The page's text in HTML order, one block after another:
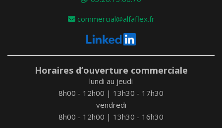
commercial@alfaflex.fr
Horaires d’ouverture commerciale
lundi au jeudi
8h00 - 12h00 | 13h30 - 17h30
vendredi
8h00 - 12h00 | 13h30 - 16h30